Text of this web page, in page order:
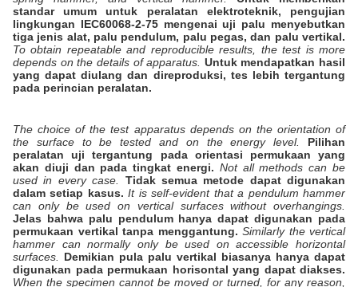
standar umum untuk peralatan elektroteknik, pengujian
lingkungan IEC60068-2-75 mengenai uji palu menyebutkan
tiga jenis alat, palu pendulum, palu pegas, dan palu vertikal.
To obtain repeatable and reproducible results, the test is more
depends on the details of apparatus. Untuk mendapatkan hasil
yang dapat diulang dan direproduksi, tes lebih tergantung
pada perincian peralatan.
The choice of the test apparatus depends on the orientation of
the surface to be tested and on the energy level.
Pilihan
peralatan uji tergantung pada orientasi permukaan yang
akan diuji dan pada tingkat energi. Not all methods can be
used in every case.
Tidak semua metode dapat digunakan
dalam setiap kasus. It is self-evident that a pendulum hammer
can only be used on vertical surfaces without overhangings.
Jelas bahwa palu pendulum hanya dapat digunakan pada
permukaan vertikal tanpa menggantung. Similarly the vertical
hammer can normally only be used on accessible horizontal
surfaces.
Demikian pula palu vertikal biasanya hanya dapat
digunakan pada permukaan horisontal yang dapat diakses.
When the specimen cannot be moved or turned, for any reason,